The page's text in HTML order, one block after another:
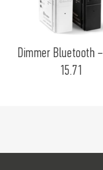
Gateway YESLY